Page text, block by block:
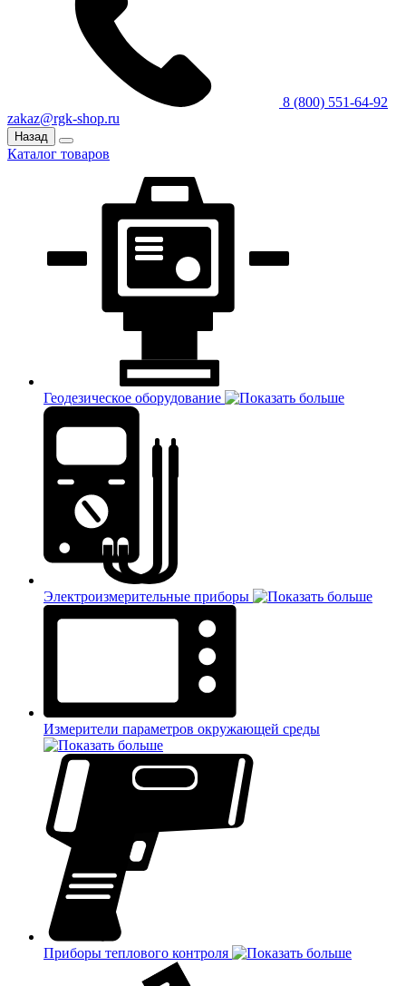
8 (800) 551-64-92
zakaz@rgk-shop.ru
Назад
Каталог товаров
Геодезическое оборудование
Электроизмерительные приборы
Измерители параметров окружающей среды
Приборы теплового контроля